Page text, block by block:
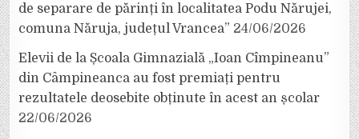
de separare de părinți în localitatea Podu Nărujei,
comuna Năruja, județul Vrancea” 24/06/2026
Elevii de la Școala Gimnazială „Ioan Cîmpineanu”
din Câmpineanca au fost premiați pentru
rezultatele deosebite obținute în acest an școlar
22/06/2026